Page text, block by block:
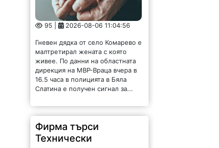
95 | 2026-08-06 11:04:56
Гневен дядка от село Комарево е
живее. По данни на областната
дирекция на МВР-Враца вчера в
16.5 часа в полицията в Бяла
Слатина е получен сигнал за...
Фирма търси
Технически
ръководител